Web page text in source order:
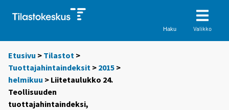
Haku Valikko
Etusivu > Tilastot >
Tuottajahintaindeksit > 2015 >
helmikuu > Liitetaulukko 24.
Teollisuuden
tuottajahintaindeksi,